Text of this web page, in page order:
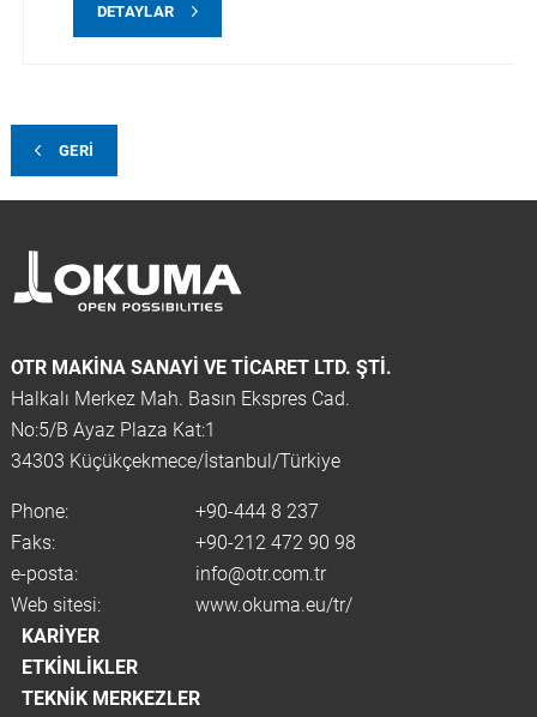
DETAYLAR
GERI
OTR MAKINA SANAYI VE TICARET LTD. ŞTİ.
Halkalı Merkez Mah. Basın Ekspres Cad.
No:5/B Ayaz Plaza Kat:1
34303 Küçükçekmece/İstanbul/Türkiye
Phone:
+90-444 8 237
Faks:
+90-212 472 90 98
e-posta:
info@otr.com.tr
Web sitesi:
www.okuma.eu/tr/
KARIYER
ETKINLIKLER
TEKNIK MERKEZLER